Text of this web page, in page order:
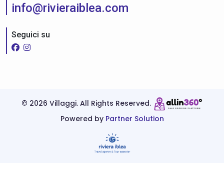
info@rivieraiblea.com
Seguici su
© 2026 Villaggi. All Rights Reserved.
Powered by Partner Solution